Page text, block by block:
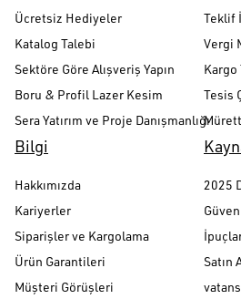
Ücretsiz Hediyeler
Katalog Talebi
Sektöre Göre Alışveriş Yapın
Boru & Profil Lazer Kesim
Sera Yatırım ve Proje Danışmanlığı
Teklif
Vergi
Kargo
Tesis
Bilgi
Hakkımızda
Kariyerler
Siparişler ve Kargolama
Ürün Garantileri
Müşteri Görüşleri
2025
Satın